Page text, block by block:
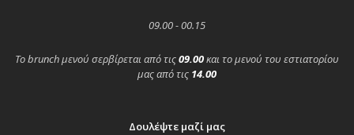
09.00 - 00.15
Το brunch μενού σερβίρεται από τις09.00και το μενού του εστιατορίου
μας από τις 14.00
Δουλέψτε μαζί μας